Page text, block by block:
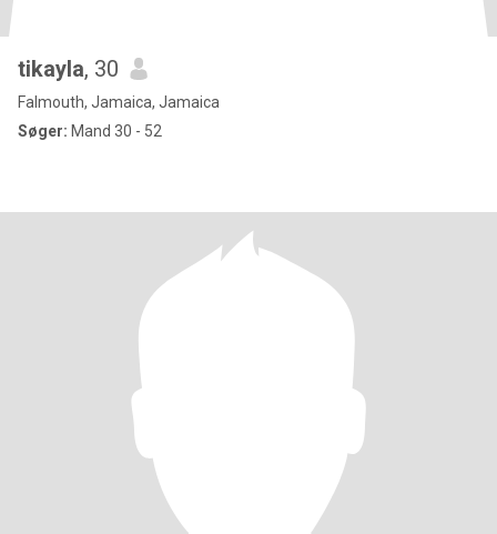
tikayla, 30
Falmouth, Jamaica, Jamaica
Søger: Mand 30 - 52